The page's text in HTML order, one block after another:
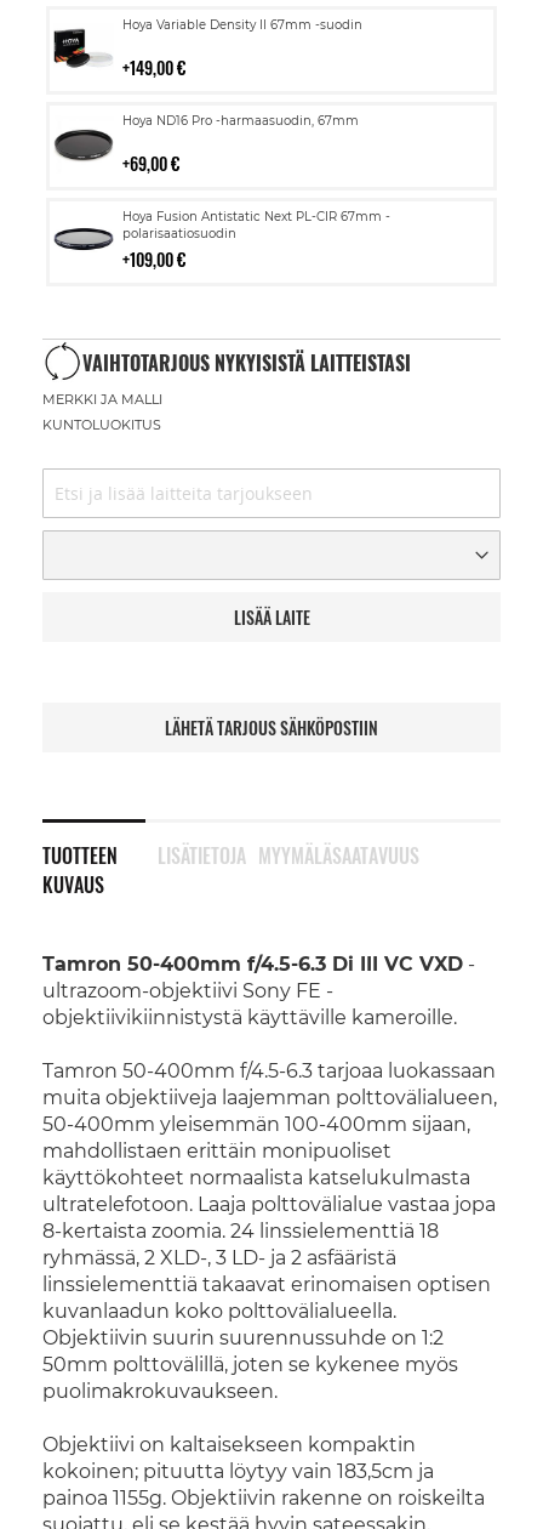
Hoya Variable Density II 67mm -suodin
149,00 €
Lisää
Hoya ND16 Pro -harmaasuodin, 67mm
69,00 €
Lisää
Hoya Fusion Antistatic Next PL-CIR 67mm -
polarisaatiosuodin
109,00 €
Lisää
ostoskoriin
VAIHTOTARJOUS NYKYISISTÄ LAITTEISTASI
MERKKI JA MALLI
KUNTOLUOKITUS
LISÄÄ LAITE
LÄHETÄ TARJOUS SÄHKÖPOSTIIN
TUOTTEEN
KUVAUS
Tamron 50-400mm f/4.5-6.3 Di III VC VXD -
ultrazoom-objektiivi Sony FE -
objektiivikiinnistystä käyttäville kameroille.
Tamron 50-400mm f/4.5-6.3 tarjoaa luokassaan
muita objektiiveja laajemman polttovälialueen,
50-400mm yleisemmän 100-400mm sijaan,
mahdollistaen erittäin monipuoliset
käyttökohteet normaalista katselukulmasta
ultratelefotoon. Laaja polttovälialue vastaa jopa
8-kertaista zoomia. 24 linssielementtiä 18
ryhmässä, 2 XLD-, 3 LD- ja 2 asfääristä
linssielementtiä takaavat erinomaisen optisen
kuvanlaadun koko polttovälialueella.
Objektiivin suurin suurennussuhde on 1:2
50mm polttovälillä, joten se kykenee myös
puolimakrokuvaukseen.
Objektiivi on kaltaisekseen kompaktin
kokoinen; pituutta löytyy vain 183,5cm ja
painoa 1155g. Objektiivin rakenne on roiskeilta
suojattu, eli se kestää hyvin sateessakin.
LISÄTIETOJA MYYMÄLÄSAATAVUUS